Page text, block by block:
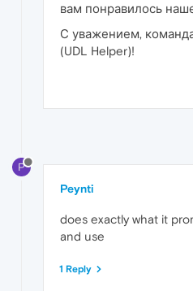
вам понравилось
С уважением,
(UDL Helper)!
P
Peynti
does exactly what it
and use
1 Reply